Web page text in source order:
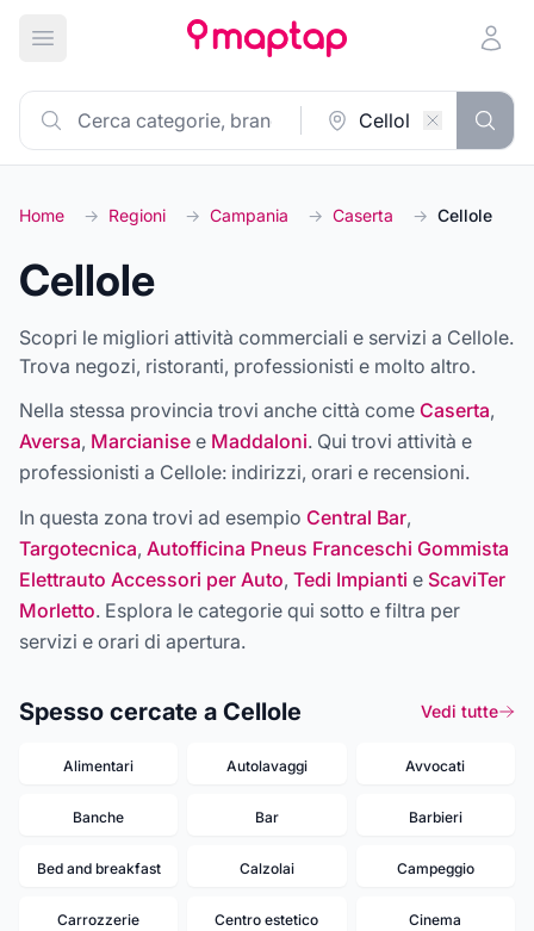
Apri menu principale
Home → Regioni → Campania → Caserta → Cellole
Cellole
Scopri le migliori attività commerciali e servizi a Cellole.
Trova negozi, ristoranti, professionisti e molto altro.
Nella stessa provincia trovi anche città come Caserta,
Aversa, Marcianise e Maddaloni. Qui trovi attività e
professionisti a Cellole: indirizzi, orari e recensioni.
In questa zona trovi ad esempio Central Bar,
Targotecnica, Autofficina Pneus Franceschi Gommista
Elettrauto Accessori per Auto, Tedi Impianti e ScaviTer
Morletto. Esplora le categorie qui sotto e filtra per
servizi e orari di apertura.
Spesso cercate a Cellole Vedi tutte
Alimentari Autolavaggi Avvocati
Banche Bar Barbieri
Bed and breakfast Calzolai Campeggio
Carrozzerie Centro estetico Cinema